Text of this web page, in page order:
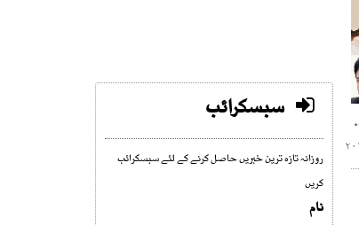
اشتہاری قرار سبسکرائب
روزانہ تازہ ترین خبریں حاصل کرنے کے لئے سبسکرائب
کریں
نام